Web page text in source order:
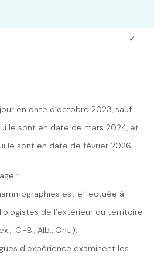
✓
en date d’octobre 2023, sauf
le sont en date de mars 2024, et
le sont en date de février 2026.
:
est effectuée à
de l’extérieur du territoire
C.-B., Alb., Ont.).
d’expérience examinent les